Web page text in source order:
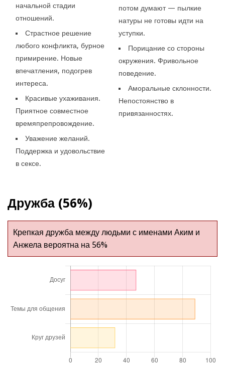
начальной стадии
отношений.
Страстное решение
любого конфликта, бурное
примирение. Новые
впечатления, подогрев
интереса.
Красивые ухаживания.
Приятное совместное
времяпрепровождение.
Уважение желаний.
Поддержка и удовольствие
в сексе.
потом думают — пылкие
натуры не готовы идти на
уступки.
Порицание со стороны
окружения. Фривольное
поведение.
Аморальные склонности.
Непостоянство в
привязанностях.
Дружба (56%)
Крепкая дружба между людьми с именами Аким и
Анжела вероятна на 56%